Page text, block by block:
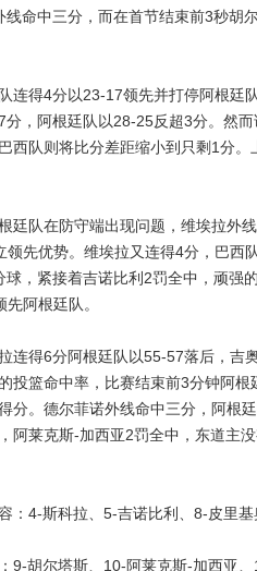
命中三分，而在首节结束前3秒胡
得4分以23-17领先并打停阿根廷
，阿根廷队以28-25反超3分。然
西队则将比分差距缩小到只剩1分
队在防守端出现问题，维埃拉外线
领先优势。维埃拉又连得4分，巴西
球，紧接着吉诺比利2罚全中，顽强
阿根廷队。
得6分阿根廷队以55-57落后，吉
投篮命中率，比赛结束前3分钟阿
分。德尔菲诺外线命中三分，阿根
阿莱克斯-加西亚2罚全中，东道主
4-斯科拉、5-吉诺比利、8-皮里基
胡尔塔斯、10-阿莱克斯-加西亚、